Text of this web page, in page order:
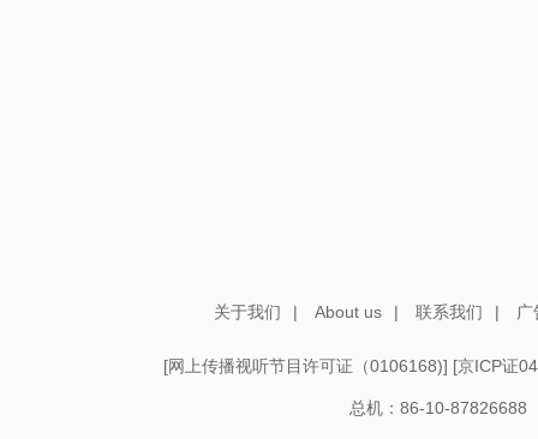
关于我们 | About us | 联系我们 |
[网上传播视听节目许可证（0106168)] [京ICP证
总机：86-10-87826688